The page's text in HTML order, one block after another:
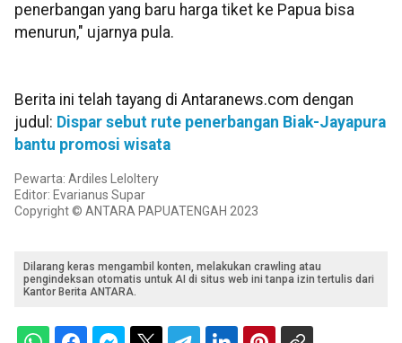
penerbangan yang baru harga tiket ke Papua bisa
menurun," ujarnya pula.
Berita ini telah tayang di Antaranews.com dengan
judul: Dispar sebut rute penerbangan Biak-Jayapura
bantu promosi wisata
Pewarta: Ardiles Leloltery
Editor: Evarianus Supar
Copyright © ANTARA PAPUATENGAH 2023
Dilarang keras mengambil konten, melakukan crawling atau
pengindeksan otomatis untuk AI di situs web ini tanpa izin tertulis dari
Kantor Berita ANTARA.